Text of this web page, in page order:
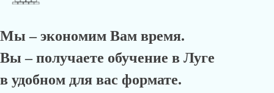
Мы – экономим Вам время.
Вы – получаете обучение в Луге
в удобном для вас формате.